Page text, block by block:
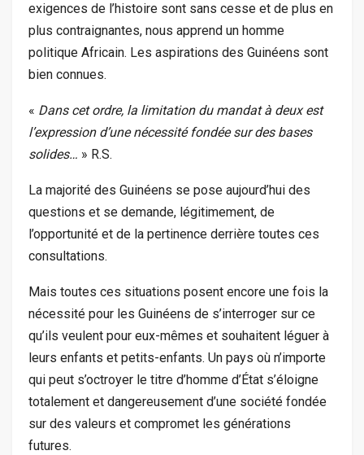
exigences de l’histoire sont sans cesse et de plus en
plus contraignantes, nous apprend un homme
politique Africain. Les aspirations des Guinéens sont
bien connues.
« Dans cet ordre, la limitation du mandat à deux est
l’expression d’une nécessité fondée sur des bases
solides… » R.S.
La majorité des Guinéens se pose aujourd’hui des
questions et se demande, légitimement, de
l’opportunité et de la pertinence derrière toutes ces
consultations.
Mais toutes ces situations posent encore une fois la
nécessité pour les Guinéens de s’interroger sur ce
qu’ils veulent pour eux-mêmes et souhaitent léguer à
leurs enfants et petits-enfants. Un pays où n’importe
qui peut s’octroyer le titre d’homme d’État s’éloigne
totalement et dangereusement d’une société fondée
sur des valeurs et compromet les générations
futures.